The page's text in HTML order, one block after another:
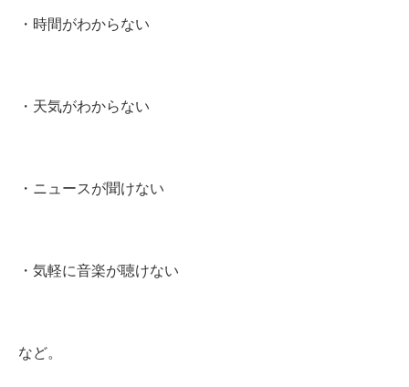
・時間がわからない
・天気がわからない
・ニュースが聞けない
・気軽に音楽が聴けない
など。